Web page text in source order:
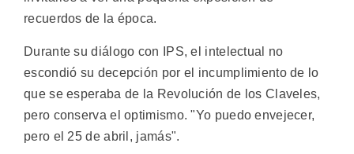
recuerdos de la época.
Durante su diálogo con IPS, el intelectual no
escondió su decepción por el incumplimiento de lo
que se esperaba de la Revolución de los Claveles,
pero conserva el optimismo. "Yo puedo envejecer,
pero el 25 de abril, jamás".